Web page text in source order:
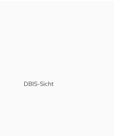
DBIS-Sicht